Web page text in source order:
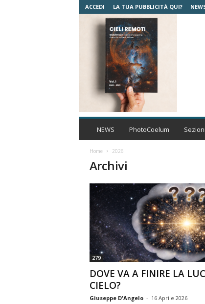
ACCEDI LA TUA PUBBLICITÀ QUI?
C
s
t
r
o
n
o
m
i
a
NEWS PhotoCoelum Sezioni
Home 2026
Archivi
279
DOVE VA A FINIRE LA
CIELO?
Giuseppe D'Angelo - 16 Aprile 2026